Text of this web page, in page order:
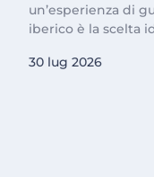
un’esperienza di
iberico è la scelta
30 lug 2026